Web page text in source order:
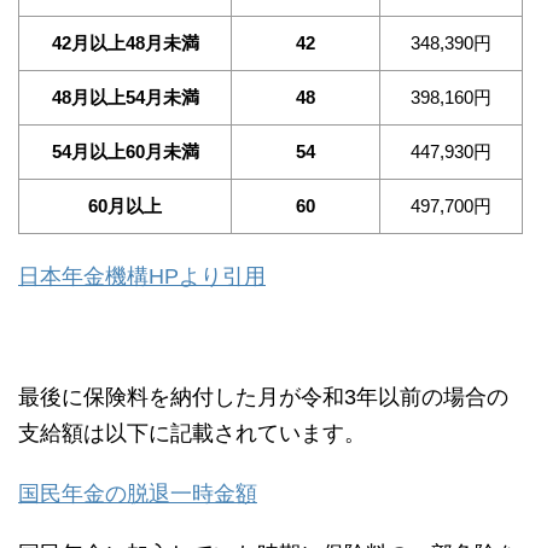
42月以上48月未満 42 348,390円
48月以上54月未満 48 398,160円
54月以上60月未満 54 447,930円
60月以上 60 497,700円
日本年金機構HPより引用
最後に保険料を納付した月が令和3年以前の場合の
支給額は以下に記載されています。
国民年金の脱退一時金額